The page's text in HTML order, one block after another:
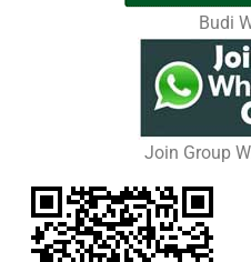
Budi
Join Group